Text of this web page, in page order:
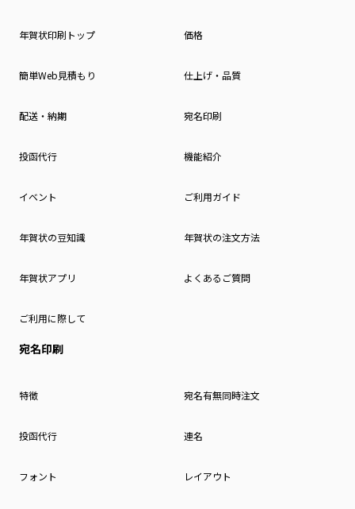
年賀状印刷トップ 価格
簡単Web見積もり 仕上げ・品質
配送・納期 宛名印刷
投函代行 機能紹介
イベント ご利用ガイド
年賀状の豆知識 年賀状の注文方法
年賀状アプリ よくあるご質問
ご利用に際して
宛名印刷
特徴 宛名有無同時注文
投函代行 連名
フォント レイアウト